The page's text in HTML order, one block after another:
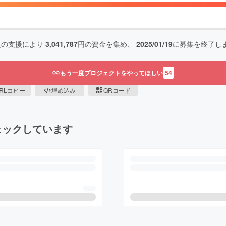
支援により 3,041,787円の資金を集め、 2025/01/19に募集を終了し
もう一度プロジェクトをやってほしい 54
コピー 埋め込み QRコード
クしています